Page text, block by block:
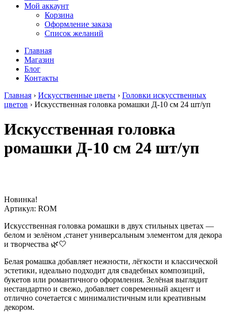
Мой аккаунт
Корзина
Оформление заказа
Список желаний
Главная
Магазин
Блог
Контакты
Главная › Искусственные цветы › Головки искусственных
цветов › Искусственная головка ромашки Д-10 см 24 шт/уп
Искусственная головка
ромашки Д-10 см 24 шт/уп
Новинка!
Артикул: ROM
Искусственная головка ромашки в двух стильных цветах —
белом и зелёном ,станет универсальным элементом для декора
и творчества 🌿🤍
Белая ромашка добавляет нежности, лёгкости и классической
эстетики, идеально подходит для свадебных композиций,
букетов или романтичного оформления. Зелёная выглядит
нестандартно и свежо, добавляет современный акцент и
отлично сочетается с минималистичным или креативным
декором.